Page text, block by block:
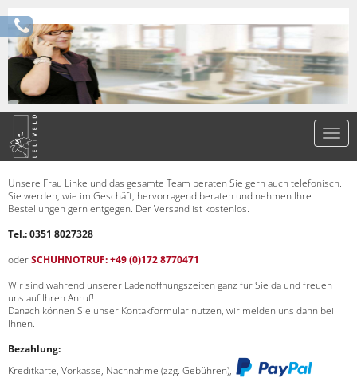
Unsere Frau Linke und das gesamte Team beraten Sie gern auch telefonisch.
Sie werden, wie im Geschäft, hervorragend beraten und nehmen Ihre
Bestellungen gern entgegen. Der Versand ist kostenlos.
Tel.: 0351 8027328
oderSCHUHNOTRUF: +49 (0)172 8770471
Wir sind während unserer Ladenöffnungszeiten ganz für Sie da und freuen
uns auf Ihren Anruf!
Danach können Sie unser Kontakformular nutzen, wir melden uns dann bei
Ihnen.
Bezahlung:
Kreditkarte, Vorkasse, Nachnahme (zzg. Gebühren),